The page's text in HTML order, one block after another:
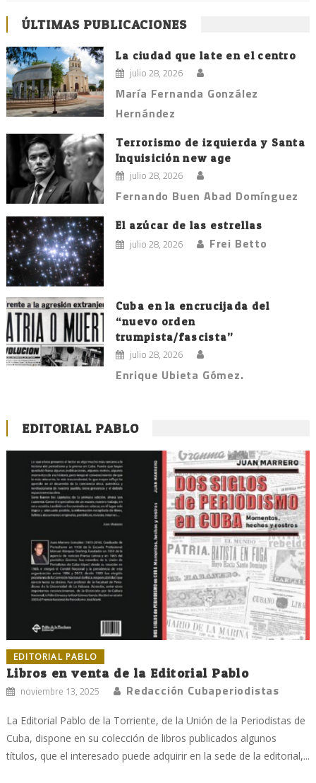
ÚLTIMAS PUBLICACIONES
La ciudad que late en el centro
julio 28, 2026
María Fernanda González
Hernández
Terrorismo de izquierda y Santa
Inquisición new age
julio 28, 2026
Fernando Buen Abad Domínguez
El azúcar de las estrellas
julio 28, 2026 Frei Betto
Cuba en la encrucijada del
“nuevo orden
trumpista/fascista”
julio 28, 2026
Enrique Ubieta Gómez.
EDITORIAL PABLO
EDITORIAL PABLO
Libros en venta de la Editorial Pablo
noviembre 13, 2025 Redacción Cubaperiodistas
La Editorial Pablo de la Torriente, de la Unión de la Periodistas de
Cuba, dispone en su colección de libros publicados algunos
títulos, que el interesado puede adquirir en la sede de la editorial,...